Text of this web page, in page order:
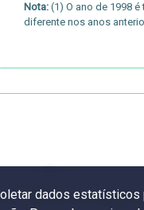
Nota: (1) O ano de 1998
diferente nos anos
2.6 Titulação por grande
dados estatísticos